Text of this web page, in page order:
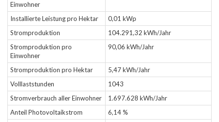
Einwohner
Installierte Leistung pro Hektar
0,01 kWp
Stromproduktion
104.291,32 kWh/Jahr
Stromproduktion pro
Einwohner
90,06 kWh/Jahr
Stromproduktion pro Hektar
5,47 kWh/Jahr
Volllaststunden
1043
Stromverbrauch aller Einwohner
1.697.628 kWh/Jahr
Anteil Photovoltaikstrom
6,14 %